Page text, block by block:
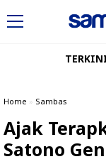
Home » Sambas
Ajak
Satono